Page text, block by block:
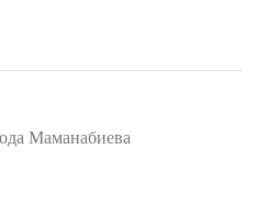
Маманабиева